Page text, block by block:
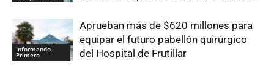
Informando
Primero
Aprueban más de $620 millones para
equipar el futuro pabellón quirúrgico
del Hospital de Frutillar